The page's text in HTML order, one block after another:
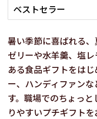
暑い季節に喜ばれる、
ゼリーや水羊羹、塩
ある食品ギフトをは
ー、ハンディファン
す。職場でのちょっ
りやすいプチギフトを